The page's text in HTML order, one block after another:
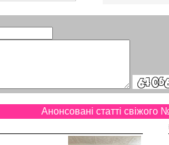
Анонсовані статті свіжого